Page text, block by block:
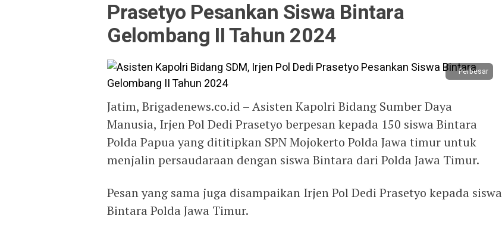
Prasetyo Pesankan Siswa Bintara
Gelombang II Tahun 2024
Perbesar
Jatim, Brigadenews.co.id – Asisten Kapolri Bidang Sumber Daya
Manusia, Irjen Pol Dedi Prasetyo berpesan kepada 150 siswa Bintara
Polda Papua yang dititipkan SPN Mojokerto Polda Jawa timur untuk
menjalin persaudaraan dengan siswa Bintara dari Polda Jawa Timur.
Pesan yang sama juga disampaikan Irjen Pol Dedi Prasetyo kepada siswa
Bintara Polda Jawa Timur.